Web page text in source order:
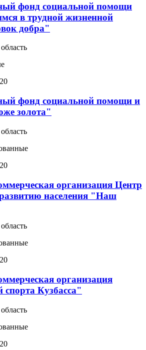
фонд социальной помощи
в трудной жизненной
добра"
фонд социальной помощи и
золота"
организация Центр
населения "Наш
организация
Кузбасса"